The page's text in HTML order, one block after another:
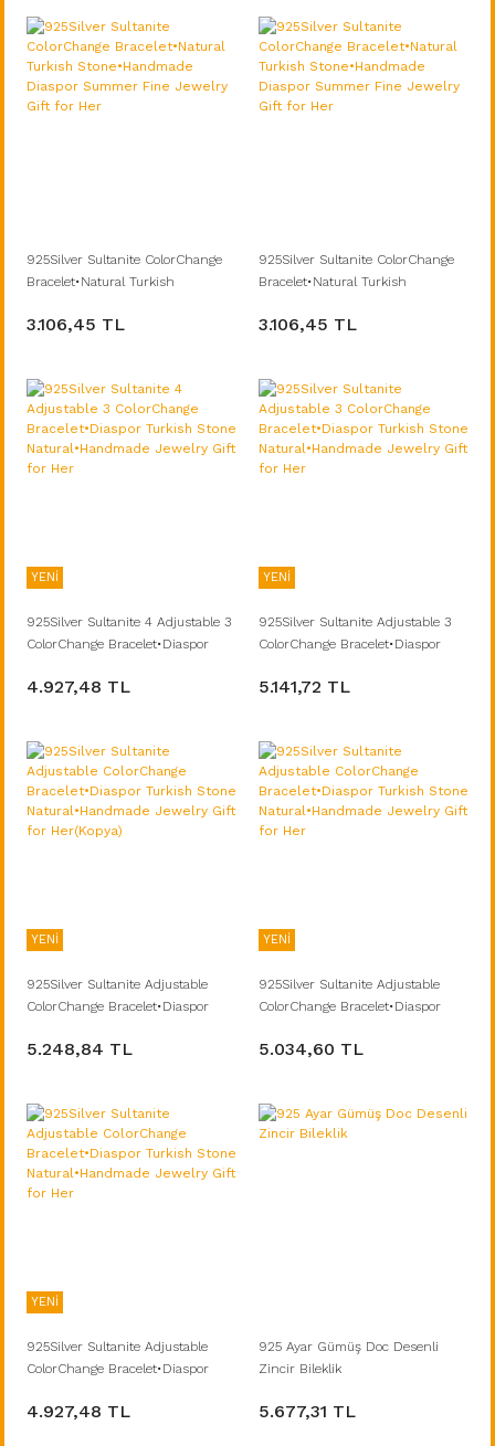
925Silver Sultanite ColorChange
Bracelet•Natural Turkish
Summer Fine Jewelry Gift for Her
3.106,45 TL
925Silver Sultanite ColorChange
Bracelet•Natural Turkish
Summer Fine Jewelry Gift for Her
3.106,45 TL
YENİ
925Silver Sultanite 4 Adjustable 3
ColorChange Bracelet•Diaspor
Jewelry Gift for Her
4.927,48 TL
YENİ
925Silver Sultanite Adjustable 3
ColorChange Bracelet•Diaspor
Jewelry Gift for Her
5.141,72 TL
YENİ
925Silver Sultanite Adjustable
ColorChange Bracelet•Diaspor
Jewelry Gift for Her(Kopya)
5.248,84 TL
YENİ
925Silver Sultanite Adjustable
ColorChange Bracelet•Diaspor
Jewelry Gift for Her
5.034,60 TL
YENİ
925Silver Sultanite Adjustable
ColorChange Bracelet•Diaspor
Jewelry Gift for Her
4.927,48 TL
925 Ayar Gümüş Doc Desenli
Zincir Bileklik
5.677,31 TL